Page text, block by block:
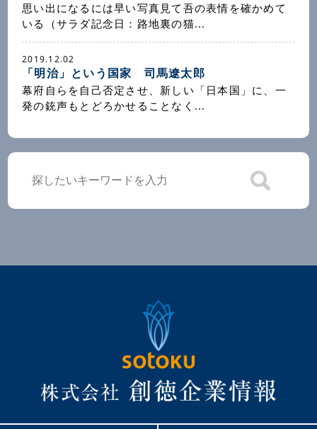
思い出になるには早い写真見て吾の表情を確かめて
いる（サラダ記念日：路地裏の猫...
2019.12.02
「明治」という国家 司馬遼太郎
幕府自らを自己否定させ、新しい「日本国」に、一
発の銃声もとどろかせることなく...